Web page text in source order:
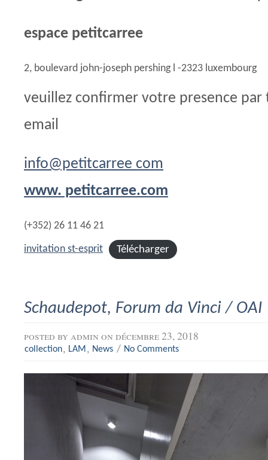
espace petitcarree
2, boulevard john-joseph pershing l -2323 luxembourg
veuillez confirmer votre presence
email
info@petitcarree com
www. petitcarree.com
(+352) 26 11 46 21
invitation st-esprit Télécharger
Schaudepot, Forum da Vinci / OAI
posted by admin on décembre 23, 2018
collection, LAM, News / No Comments